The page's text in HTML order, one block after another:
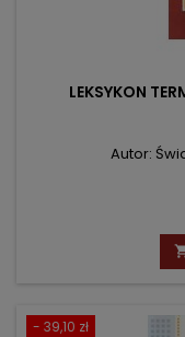
LEKSYKON
Autor:
- 39,10 zł